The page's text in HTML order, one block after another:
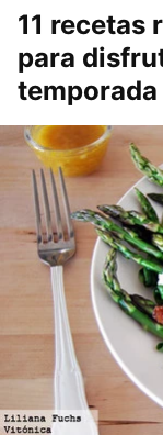
11 recetas
para
temporada